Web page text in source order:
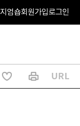
엄숍회원가입로그인
URL